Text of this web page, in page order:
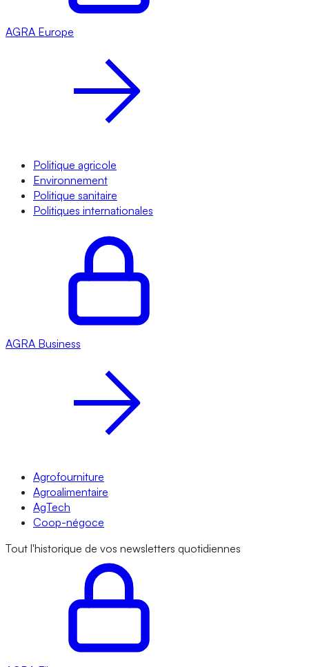
AGRA Europe
Politique agricole
Environnement
Politique sanitaire
Politiques internationales
AGRA Business
Agrofourniture
Agroalimentaire
AgTech
Coop-négoce
Tout l'historique de vos newsletters quotidiennes